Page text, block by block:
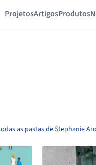
ProjetosArtigosProdutos
as pastas de Stephanie